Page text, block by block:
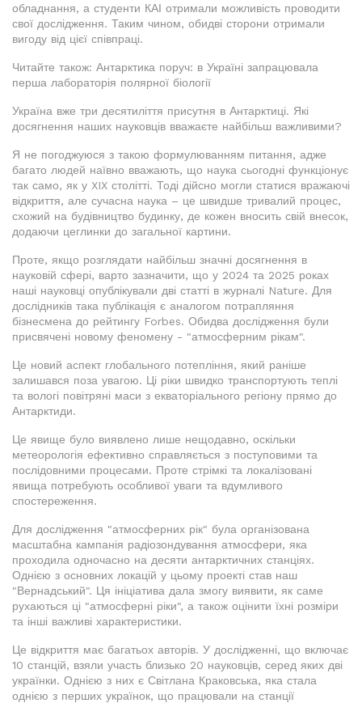
обладнання, а студенти КАІ отримали можливість проводити
свої дослідження. Таким чином, обидві сторони отримали
вигоду від цієї співпраці.
Читайте також: Антарктика поруч: в Україні запрацювала
перша лабораторія полярної біології
Україна вже три десятиліття присутня в Антарктиці. Які
досягнення наших науковців вважаєте найбільш важливими?
Я не погоджуюся з такою формулюванням питання, адже
багато людей наївно вважають, що наука сьогодні функціонує
так само, як у XIX столітті. Тоді дійсно могли статися вражаючі
відкриття, але сучасна наука – це швидше тривалий процес,
схожий на будівництво будинку, де кожен вносить свій внесок,
додаючи цеглинки до загальної картини.
Проте, якщо розглядати найбільш значні досягнення в
науковій сфері, варто зазначити, що у 2024 та 2025 роках
наші науковці опублікували дві статті в журналі Nature. Для
дослідників така публікація є аналогом потрапляння
бізнесмена до рейтингу Forbes. Обидва дослідження були
присвячені новому феномену - "атмосферним рікам".
Це новий аспект глобального потепління, який раніше
залишався поза увагою. Ці ріки швидко транспортують теплі
та вологі повітряні маси з екваторіального регіону прямо до
Антарктиди.
Це явище було виявлено лише нещодавно, оскільки
метеорологія ефективно справляється з поступовими та
послідовними процесами. Проте стрімкі та локалізовані
явища потребують особливої уваги та вдумливого
спостереження.
Для дослідження "атмосферних рік" була організована
масштабна кампанія радіозондування атмосфери, яка
проходила одночасно на десяти антарктичних станціях.
Однією з основних локацій у цьому проекті став наш
"Вернадський". Ця ініціатива дала змогу виявити, як саме
рухаються ці "атмосферні ріки", а також оцінити їхні розміри
та інші важливі характеристики.
Це відкриття має багатьох авторів. У дослідженні, що включає
10 станцій, взяли участь близько 20 науковців, серед яких дві
українки. Однією з них є Світлана Краковська, яка стала
однією з перших українок, що працювали на станції